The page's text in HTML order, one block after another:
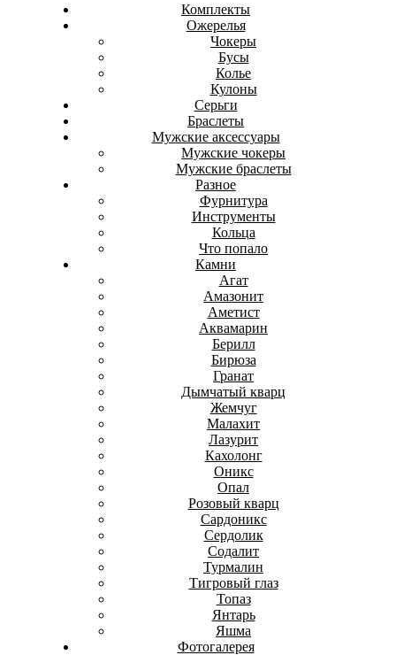
Комплекты
Ожерелья
Чокеры
Бусы
Колье
Кулоны
Серьги
Браслеты
Мужские аксессуары
Мужские чокеры
Мужские браслеты
Разное
Фурнитура
Инструменты
Кольца
Что попало
Камни
Агат
Амазонит
Аметист
Аквамарин
Берилл
Бирюза
Гранат
Дымчатый кварц
Жемчуг
Малахит
Лазурит
Кахолонг
Оникс
Опал
Розовый кварц
Сардоникс
Сердолик
Содалит
Турмалин
Тигровый глаз
Топаз
Янтарь
Яшма
Фотогалерея